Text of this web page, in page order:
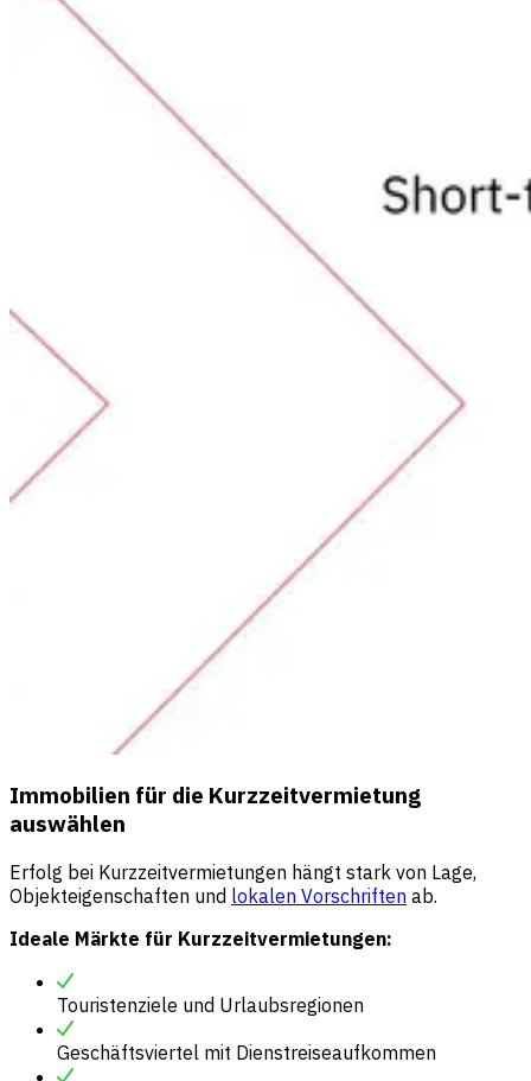
Immobilien für die Kurzzeitvermietung
auswählen
Erfolg bei Kurzzeitvermietungen hängt stark von Lage,
Objekteigenschaften und lokalen Vorschriften ab.
Ideale Märkte für Kurzzeitvermietungen:
Touristenziele und Urlaubsregionen
Geschäftsviertel mit Dienstreiseaufkommen